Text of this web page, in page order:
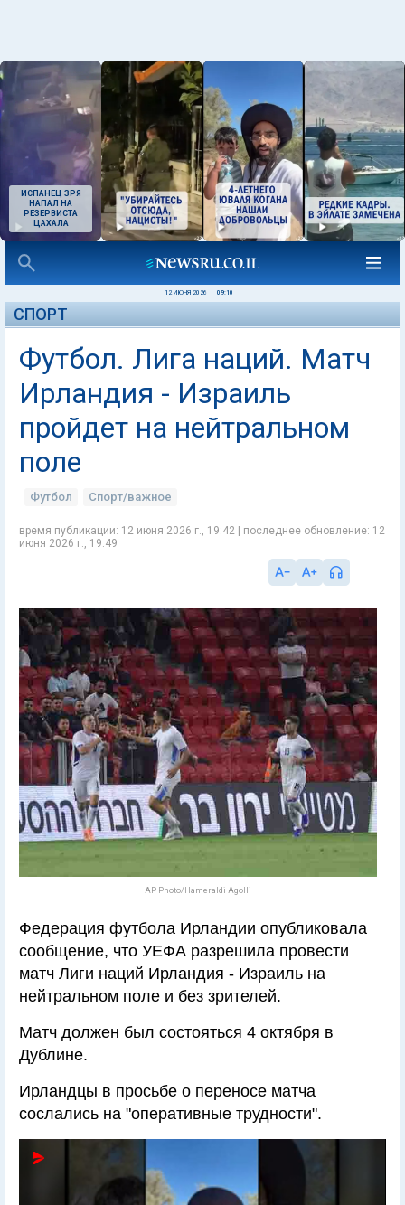
ИСПАНЕЦ ЗРЯ
НАПАЛ НА
РЕЗЕРВИСТА
ЦАХАЛА
12 ИЮНЯ 2026 09:10
СПОРТ
Футбол. Лига наций. Матч
Ирландия - Израиль
пройдет на нейтральном
поле
Футбол Спорт/важное
время публикации: 12 июня 2026 г., 19:42 | последнее обновление: 12
июня 2026 г., 19:49
AP Photo/Hameraldi Agolli
Федерация футбола Ирландии опубликовала
сообщение, что УЕФА разрешила провести
матч Лиги наций Ирландия - Израиль на
нейтральном поле и без зрителей.
Матч должен был состояться 4 октября в
Дублине.
Ирландцы в просьбе о переносе матча
сослались на "оперативные трудности".